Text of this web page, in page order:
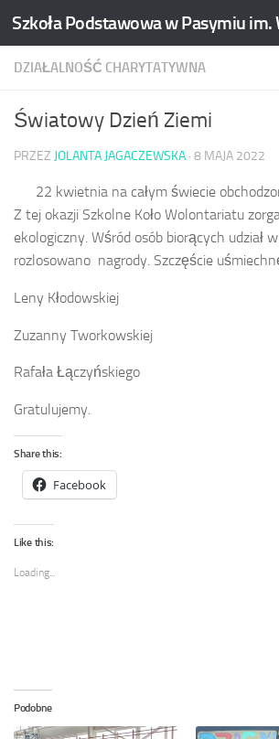
Skip to content
DZIAŁALNOŚĆ CHARYTATYWNA
Światowy Dzień Ziemi
PRZEZ JOLANTA JAGACZEWSKA · 8 MAJA 2022
22 kwietnia na całym świecie
Z tej okazji Szkolne Koło Wolontariatu
ekologiczny. Wśród osób biorących udział
rozlosowano nagrody. Szczęście
Leny Kłodowskiej
Zuzanny Tworkowskiej
Rafała Łączyńskiego
Gratulujemy.
Share this:
Facebook
Like this:
Loading...
Podobne